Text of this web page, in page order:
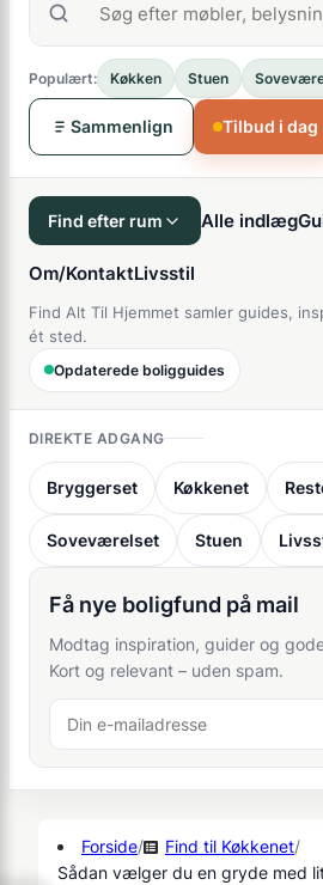
Populært: Køkken Stuen
Sammenlign Tilbud i dag
Find efter rum Alle indlæg
Om/KontaktLivsstil
Find Alt Til Hjemmet samler guides,
ét sted.
Opdaterede boligguides
DIREKTE ADGANG
Bryggerset Køkkenet
Soveværelset Stuen
Få nye boligfund på mail
Modtag inspiration, guider og
Kort og relevant – uden spam.
Forside/ Find til Køkkenet/
Sådan vælger du en gryde med